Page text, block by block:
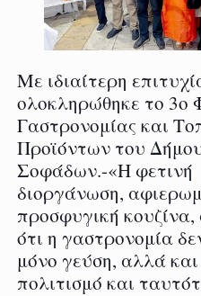
Με ιδιαίτερη
ολοκληρώθηκε το 3ο
Γαστρονομίας και
Προϊόντων του
Σοφάδων.-«Η φετινή
διοργάνωση,
προσφυγική κουζίνα,
ότι η γαστρονομία
μόνο γεύση, αλλά
πολιτισμό και